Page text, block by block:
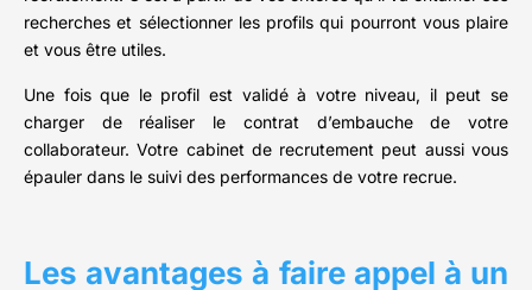
recherches et sélectionner les profils qui pourront vous plaire
et vous être utiles.
Une fois que le profil est validé à votre niveau, il peut se
charger de réaliser le contrat d’embauche de votre
collaborateur. Votre cabinet de recrutement peut aussi vous
épauler dans le suivi des performances de votre recrue.
Les avantages à faire appel à un